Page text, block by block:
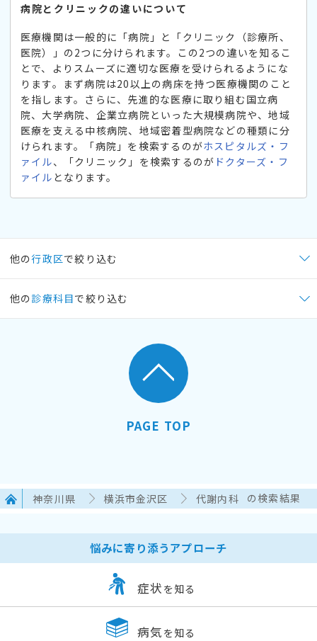
病院とクリニックの違いについて
医療機関は一般的に「病院」と「クリニック（診療所、
医院）」の2つに分けられます。この2つの違いを知るこ
とで、よりスムーズに適切な医療を受けられるようにな
ります。まず病院は20以上の病床を持つ医療機関のこと
を指します。さらに、先進的な医療に取り組む国立病
院、大学病院、企業立病院といった大規模病院や、地域
医療を支える中核病院、地域密着型病院などの種類に分
けられます。「病院」を検索するのがホスピタルズ・フ
ァイル、「クリニック」を検索するのが ドクターズ・フ
ァイル となります。
他の行政区で絞り込む
他の 診療科目で絞り込む
PAGE TOP
神奈川県 横浜市金沢区 代謝内科 の検索結果
悩みに寄り添うアプローチ
症状 を知る
病気 を知る